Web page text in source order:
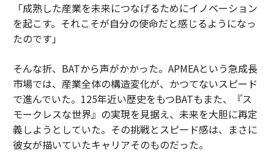
「成熟した産業を未来につなげるためにイノベーション
を起こす。それこそが自分の使命だと感じるようになっ
たのです」
そんな折、BATから声がかかった。APMEAという急成長
市場では、産業全体の構造変化が、かつてないスピード
で進んでいた。125年近い歴史をもつBATもまた、『ス
モークレスな世界』の実現を見据え、未来を大胆に再定
義しようとしていた。その挑戦とスピード感は、まさに
彼女が描いていたキャリアそのものだった。